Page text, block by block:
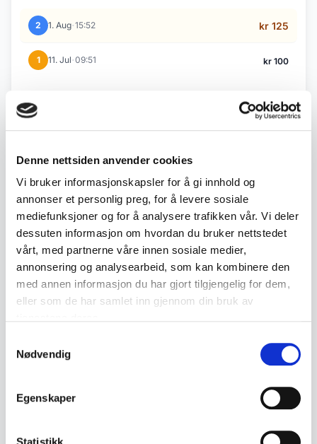
Denne nettsiden anvender cookies
Vi bruker informasjonskapsler for å gi innhold og
annonser et personlig preg, for å levere sosiale
mediefunksjoner og for å analysere trafikken vår. Vi deler
dessuten informasjon om hvordan du bruker nettstedet
vårt, med partnerne våre innen sosiale medier,
annonsering og analysearbeid, som kan kombinere den
med annen informasjon du har gjort tilgjengelig for dem,
eller som de har samlet inn gjennom din bruk av
Nødvendig
Egenskaper
Statistikk
2 1. Aug·15:52 kr 125
1 11. Jul·09:51 kr 100
#62 #64
Description
Bound collection of Olympiaposten,
• Covers the 1952 Winter Olympics in Oslo
• Richly illustrated with photographs and reports